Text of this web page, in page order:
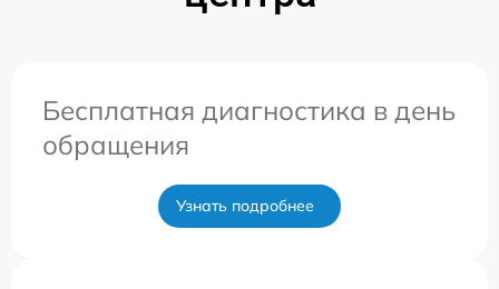
Бесплатная диагностика в день
обращения
Узнать подробнее